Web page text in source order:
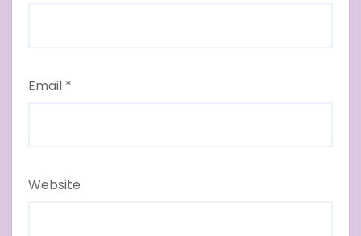
Email *
Website